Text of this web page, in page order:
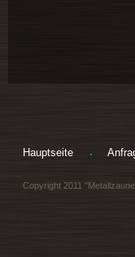
Hauptseite
Copyright 2011